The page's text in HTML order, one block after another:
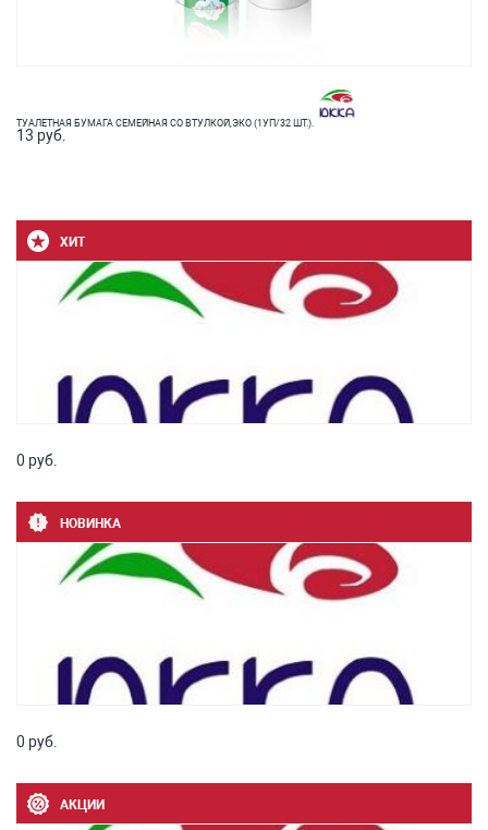
ТУАЛЕТНАЯ БУМАГА СЕМЕЙНАЯ СО ВТУЛКОЙ,ЭКО (1УП/32 ШТ.).
13 руб.
ХИТ
0 руб.
НОВИНКА
0 руб.
АКЦИИ